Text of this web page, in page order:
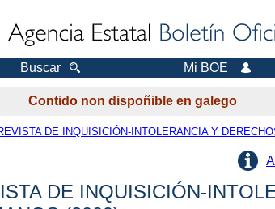
Buscar Mi BOE
Contido non dispoñible en galego
DE INQUISICIÓN-INTOLERANCIA Y
DE INQUISICIÓN-